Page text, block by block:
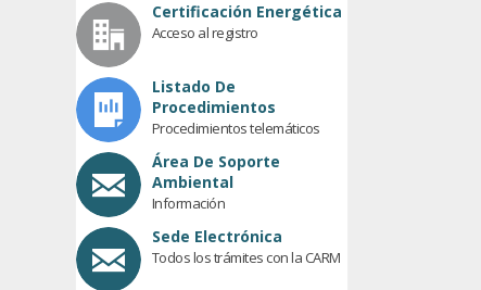
Certificación Energética
Acceso al registro
Listado De
Procedimientos
Procedimientos telemáticos
Área De Soporte
Ambiental
Información
Sede Electrónica
Todos los trámites con la CARM